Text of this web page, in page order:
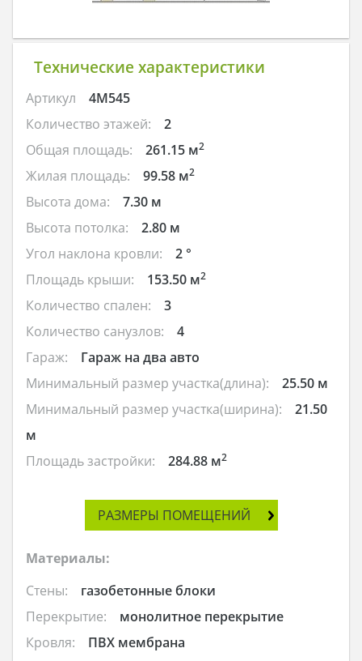
Технические характеристики
Артикул
4M545
Количество этажей:
2
Общая площадь:
261.15 м2
Жилая площадь: 99.58 м2
Высота дома:
7.30 м
Высота потолка:
2.80 м
Угол наклона кровли:
2 °
Площадь крыши:
153.50 м2
Количество спален:
3
Количество санузлов:
4
Гараж:
Гараж на два авто
Минимальный размер участка(длина):
25.50 м
Минимальный размер участка(ширина):
21.50
м
Площадь застройки:
284.88 м2
РАЗМЕРЫ ПОМЕЩЕНИЙ
Материалы:
Стены:
газобетонные блоки
Перекрытие:
монолитное перекрытие
Кровля:
ПВХ мембрана